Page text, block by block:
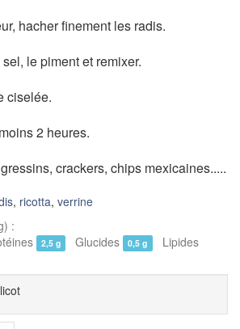
hacher finement les radis.
le piment et remixer.
ciselée.
2 heures.
crackers, chips mexicaines.....
, ricotta, verrine
:
2,5 g Glucides 0,5 g Lipides